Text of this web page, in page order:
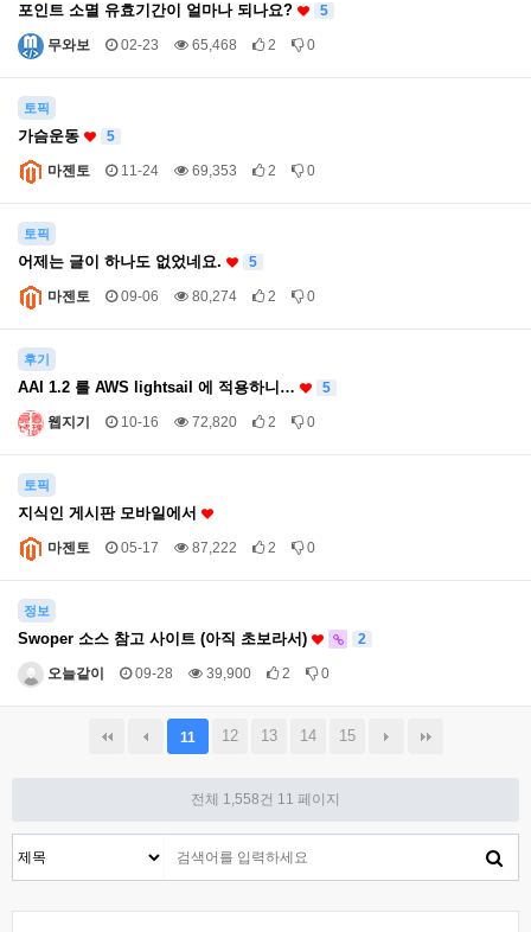
포인트 소멸 유효기간이 얼마나 되나요? 5
무와보 02-23 65,468 2 0
토픽
가슴운동 5
마젠토 11-24 69,353 2 0
토픽
어제는 글이 하나도 없었네요. 5
마젠토 09-06 80,274 2 0
후기
AAI 1.2 를 AWS lightsail 에 적용하니… 5
웹지기 10-16 72,820 2 0
토픽
지식인 게시판 모바일에서
마젠토 05-17 87,222 2 0
정보
Swoper 소스 참고 사이트 (아직 초보라서) 2
오늘같이 09-28 39,900 2 0
11 12 13 14 15
전체 1,558건 11 페이지